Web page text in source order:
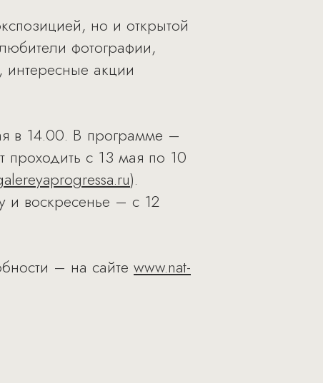
но и открытой
фотографии,
интересные акции
в 14.00. В программе –
проходить с 13 мая по 10
).
и воскресенье – с 12
– на сайте www.nat-